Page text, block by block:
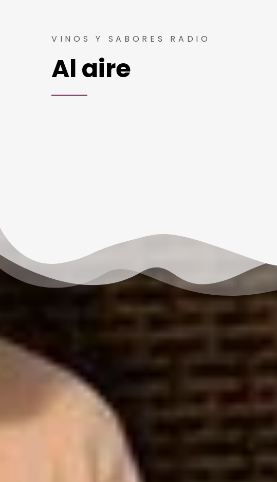
VINOS Y SABORES RADIO
Al aire